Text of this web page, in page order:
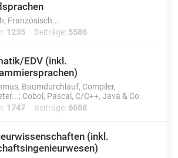
Französisch...
1235 Beiträge: 5586
EDV (inkl.
Baumdurchlauf, Compiler,
Cobol, Pascal, C/C++, Java & Co.
1747 Beiträge: 6688
(inkl.